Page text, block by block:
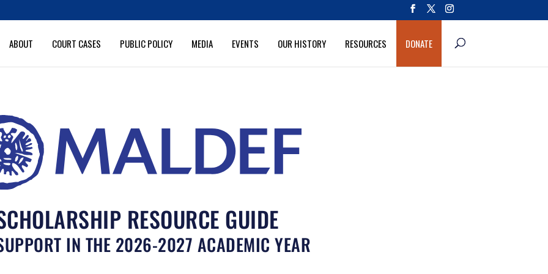
ABOUT COURT CASES PUBLIC POLICY MEDIA EVENTS OUR HISTORY RESOURCES DONATE
RESOURCE GUIDE
IN THE 2026-2027 ACADEMIC YEAR